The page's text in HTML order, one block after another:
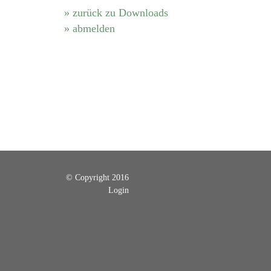
» zurück zu Downloads
» abmelden
© Copyright 2016
Login